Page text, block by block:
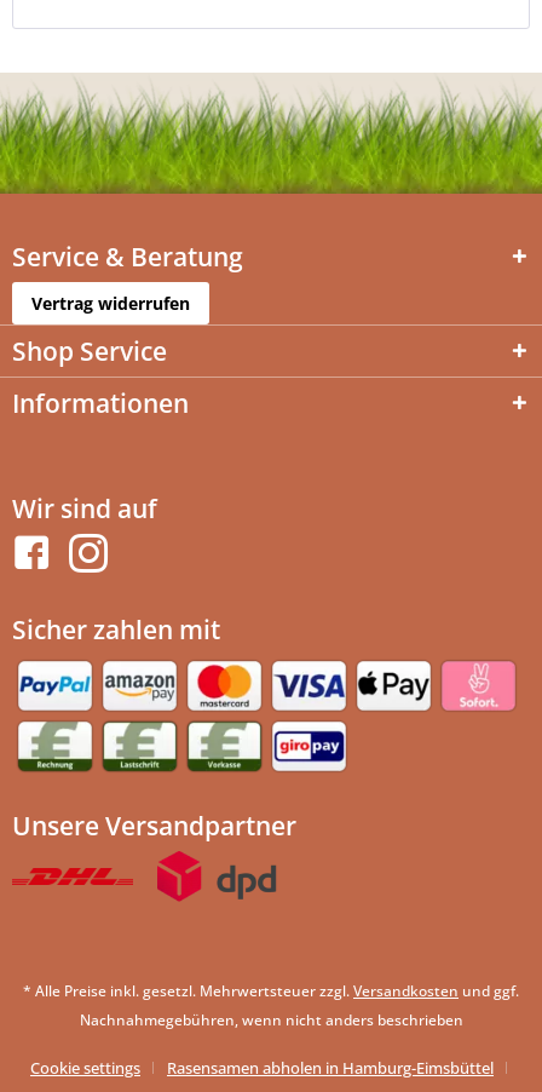
Service & Beratung
Vertrag widerrufen
Shop Service
Informationen
Wir sind auf
Sicher zahlen mit
Unsere Versandpartner
* Alle Preise inkl. gesetzl. Mehrwertsteuer zzgl.Versandkosten und ggf.
Nachnahmegebühren, wenn nicht anders beschrieben
Cookie settings Rasensamen abholen in Hamburg-Eimsbüttel